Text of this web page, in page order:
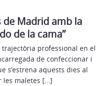
de Madrid amb la
de la cama”
trajectòria professional en el
de confeccionar i
s’estrena aquests dies al
les maletes […]